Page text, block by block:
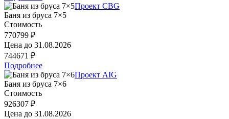
Проект CBG
Баня из бруса 7×5
Стоимость
770799 ₽
Цена до 31.08.2026
744671 ₽
Подробнее
Проект AIG
Баня из бруса 7×6
Стоимость
926307 ₽
Цена до 31.08.2026